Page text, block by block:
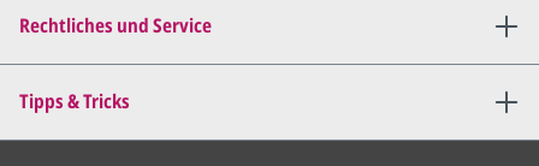
Rechtliches und Service
Tipps & Tricks